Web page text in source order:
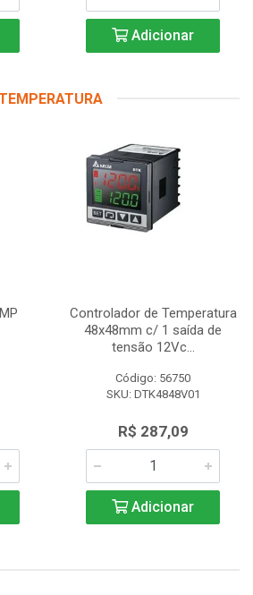
Adicionar
Controlador de Temperatura
48x48mm c/ 1 saída de
tensão 12Vc...
Código: 56750
SKU: DTK4848V01
R$ 287,09
Adicionar